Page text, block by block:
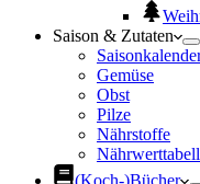
Saison & Zutaten
Gemüse
Obst
Pilze
Nährstoffe
(Koch-)Bücher